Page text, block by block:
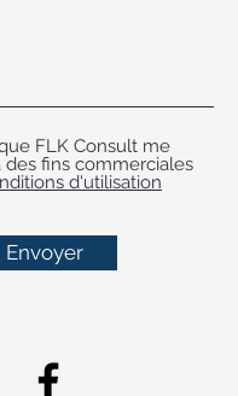
FLK Consult me
des fins commerciales
d'utilisation
Envoyer